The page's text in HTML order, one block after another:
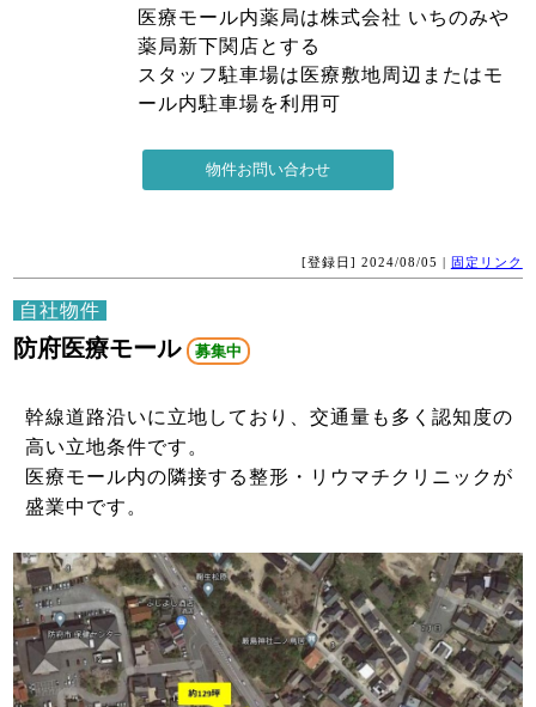
医療モール内薬局は株式会社 いちのみや
薬局新下関店とする
スタッフ駐車場は医療敷地周辺またはモ
ール内駐車場を利用可
[登録日] 2024/08/05 | 固定リンク
自社物件
防府医療モール 募集中
幹線道路沿いに立地しており、交通量も多く認知度の
高い立地条件です。
医療モール内の隣接する整形・リウマチクリニックが
盛業中です。